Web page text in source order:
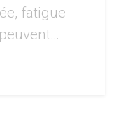
fatigue